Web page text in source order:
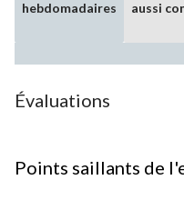
hebdomadaires aussi
Évaluations
Points saillants de